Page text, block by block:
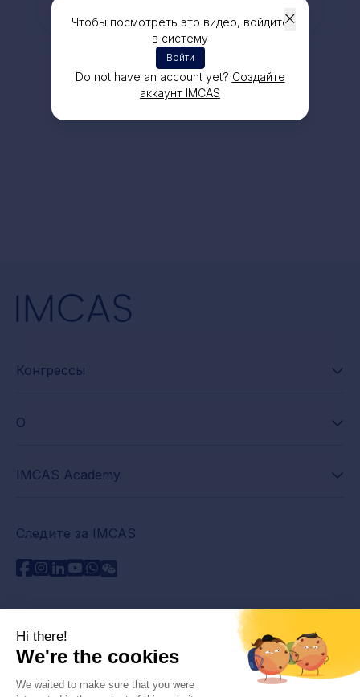
Чтобы посмотреть это видео, войдите
в систему
Войти
Do not have an account yet? Создайте
аккаунт IMCAS
Конгрессы
О
IMCAS Academy
Следите за IMCAS
Связаться с нами
Часто задаваемые вопросы